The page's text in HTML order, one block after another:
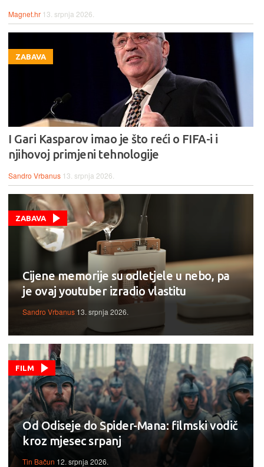
Magnet.hr 13. srpnja 2026.
ZABAVA
I Gari Kasparov imao je što reći o FIFA-i i
njihovoj primjeni tehnologije
Sandro Vrbanus 13. srpnja 2026.
ZABAVA
Cijene memorije su odletjele u nebo, pa
je ovaj youtuber izradio vlastitu
Sandro Vrbanus 13. srpnja 2026.
FILM
Od Odiseje do Spider-Mana: filmski vodič
kroz mjesec srpanj
Tin Bačun 12. srpnja 2026.